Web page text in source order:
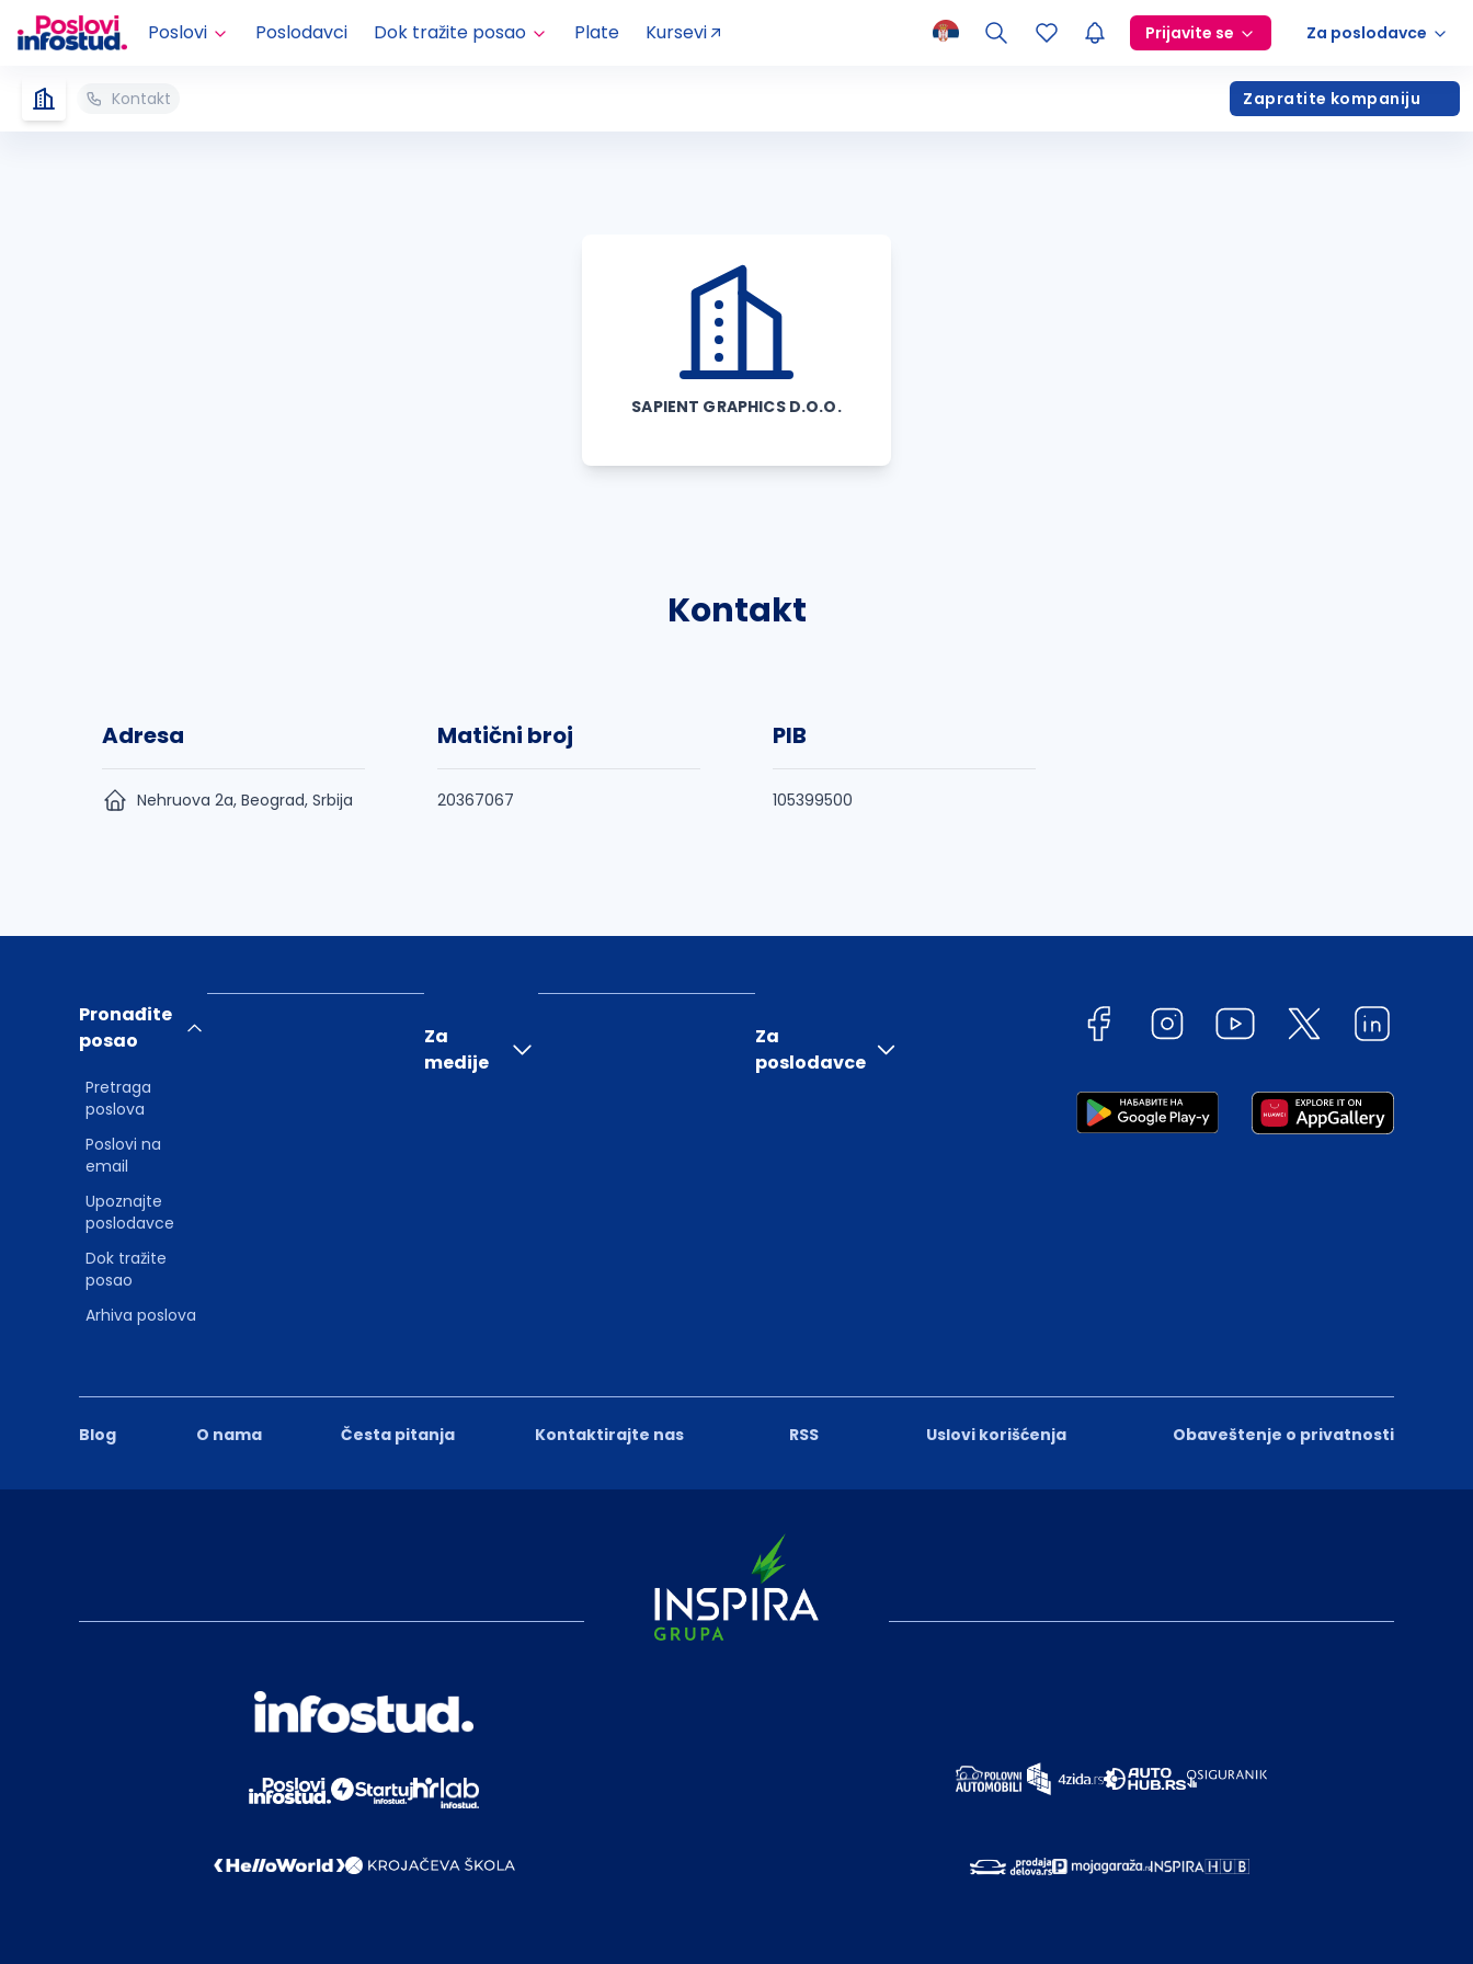
Poslovi Poslodavci Dok tražite posao Plate Kursevi Prijavite se Za poslodavce
Kontakt Zapratite kompaniju
SAPIENT GRAPHICS D.O.O.
Kontakt
Adresa
Nehruova 2a, Beograd, Srbija
Matični broj
20367067
PIB
105399500
Blog O nama Česta pitanja Kontaktirajte nas RSS Uslovi korišćenja Obaveštenje o privatnosti
Pronađite
posao
Pretraga
poslova
Poslovi na
email
Upoznajte
poslodavce
Dok tražite
posao
Arhiva poslova
Za
medije
Za
poslodavce